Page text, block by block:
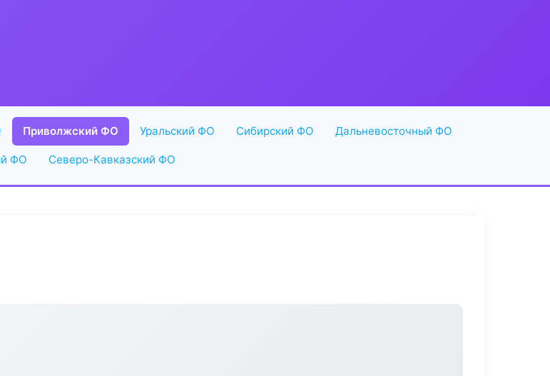
Приволжский ФО Уральский ФО Сибирский ФО Дальневосточный ФО
ФО Северо-Кавказский ФО